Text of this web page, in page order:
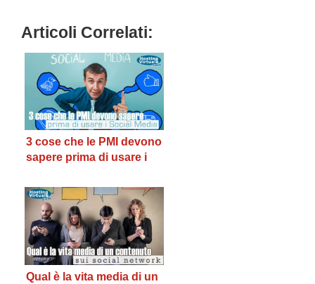
Articoli Correlati:
3 cose che le PMI devono
sapere prima di usare i
Qual è la vita media di un